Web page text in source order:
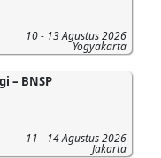
10 - 13 Agustus 2026
Yogyakarta
– BNSP
11 - 14 Agustus 2026
Jakarta